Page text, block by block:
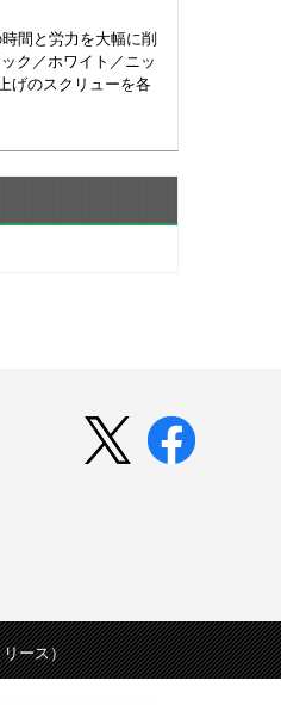
間と労力を大幅に削
ク／ホワイト／ニッ
げのスクリューを各
ース）